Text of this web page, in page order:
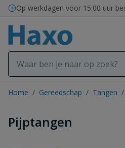
Ga naar de inhoud
Op werkdagen voor 15:00 uur
Home / Gereedschap / Tangen /
Pijptangen